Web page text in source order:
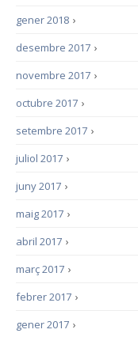
›
gener 2018
›
desembre 2017
›
novembre 2017
›
octubre 2017
›
setembre 2017
›
juliol 2017
›
juny 2017
›
maig 2017
›
abril 2017
›
març 2017
›
febrer 2017
›
gener 2017